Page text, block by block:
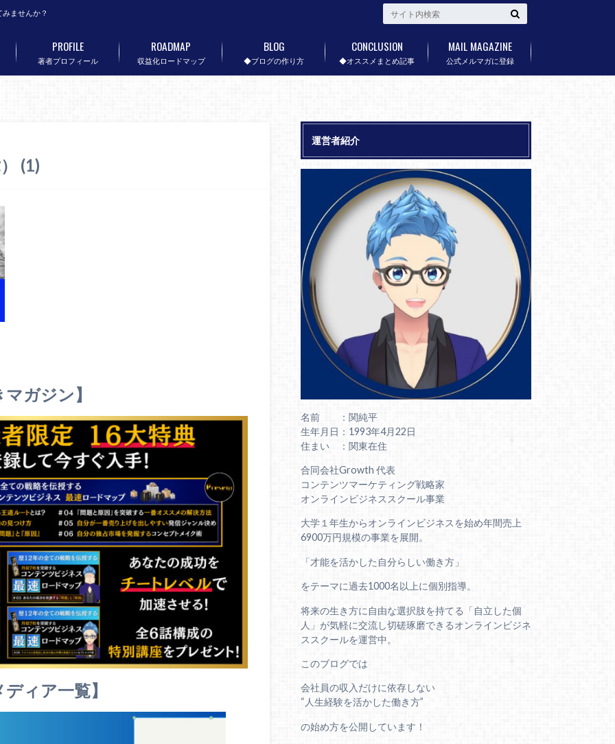
ませんか？
著者プロフィール
PROFILE
収益化ロードマップ
ROADMAP
◆ブログの作り方
BLOG
◆オススメまとめ記事
CONCLUSION
公式メルマガに登録
MAIL MAGAZINE
(1)
ガジン】
ィア一覧】
運営者紹介
名前 ：関純平
生年月日：1993年4月22日
住まい ：関東在住
合同会社Growth 代表
コンテンツマーケティング戦略家
オンラインビジネススクール事業
大学１年生からオンラインビジネスを始め年間売上
6900万円規模の事業を展開。
「才能を活かした自分らしい働き方」
をテーマに過去1000名以上に個別指導。
将来の生き方に自由な選択肢を持てる「自立した個
人」が気軽に交流し切磋琢磨できるオンラインビジネ
ススクールを運営中。
このブログでは
会社員の収入だけに依存しない
“人生経験を活かした働き方”
の始め方を公開しています！